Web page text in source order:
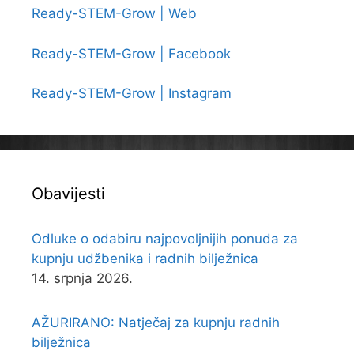
Ready-STEM-Grow | Web
Ready-STEM-Grow | Facebook
Ready-STEM-Grow | Instagram
Obavijesti
Odluke o odabiru najpovoljnijih ponuda za
kupnju udžbenika i radnih bilježnica
14. srpnja 2026.
AŽURIRANO: Natječaj za kupnju radnih
bilježnica